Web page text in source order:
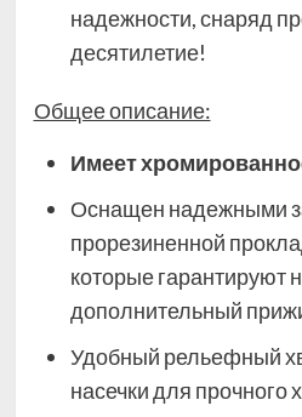
надежности, снаряд
десятилетие!
Общее описание:
Имеет
Оснащен надежными
прорезиненной
которыегарантируют
дополнительный
Удобный рельефный
насечки для прочного